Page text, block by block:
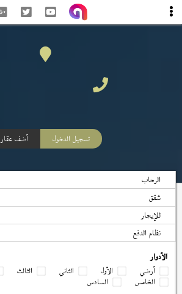
تسجيل الدخول أضف عقار
الأدوار
أرضي
الأول الثاني الثالث
الخامس
السادس